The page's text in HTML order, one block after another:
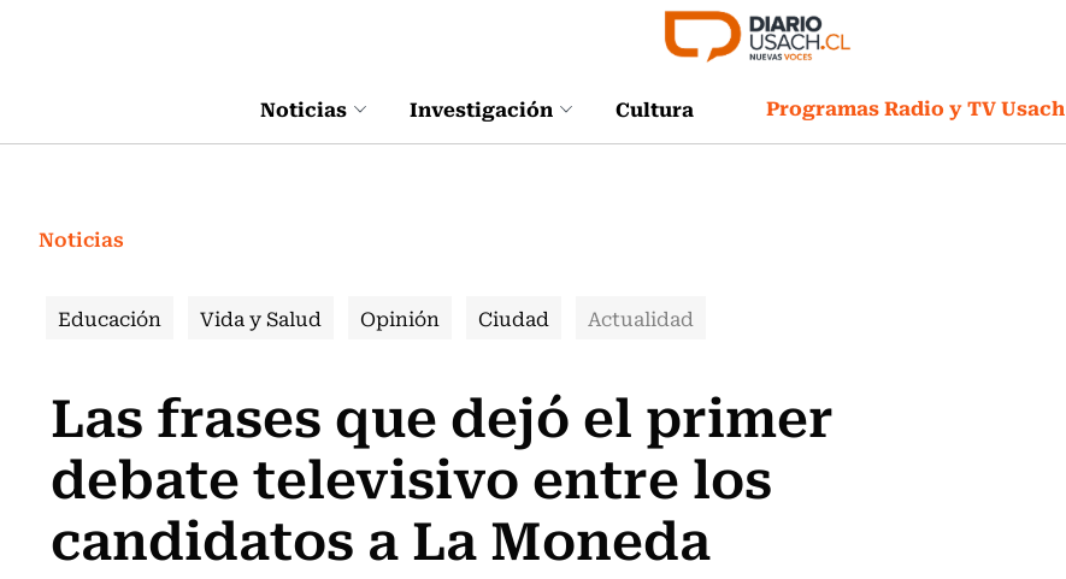
Noticias Investigación Cultura Programas Radio y TV Usach
Noticias
Educación Vida y Salud Opinión Ciudad Actualidad
Las frases que dejó el primer
debate televisivo entre los
candidatos a La Moneda